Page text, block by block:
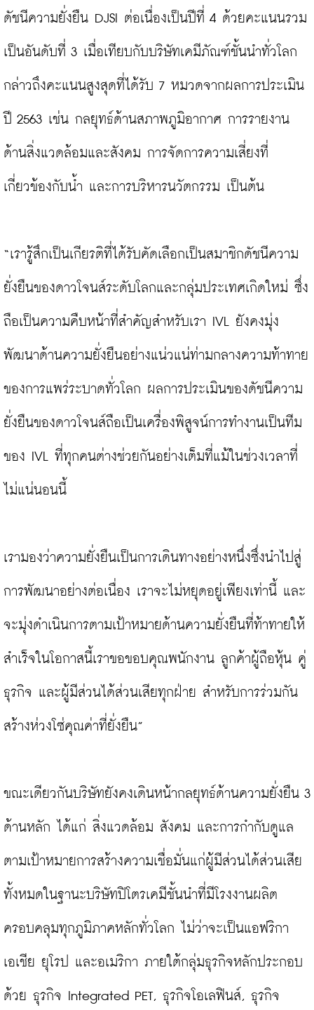
ดัชนีความยั่งยืน DJSI ต่อเนื่องเป็นปีที่ 4 ด้วยคะแนนรวม
เป็นอันดับที่ 3 เมื่อเทียบกับบริษัทเคมีภัณฑ์ชั้นนำทั่วโลก
กล่าวถึงคะแนนสูงสุดที่ได้รับ 7 หมวดจากผลการประเมิน
ปี 2563 เช่น กลยุทธ์ด้านสภาพภูมิอากาศ การรายงาน
ด้านสิ่งแวดล้อมและสังคม การจัดการความเสี่ยงที่
เกี่ยวข้องกับน้ำ และการบริหารนวัตกรรม เป็นต้น
“เรารู้สึกเป็นเกียรติที่ได้รับคัดเลือกเป็นสมาชิกดัชนีความ
ยั่งยืนของดาวโจนส์ระดับโลกและกลุ่มประเทศเกิดใหม่ ซึ่ง
ถือเป็นความคืบหน้าที่สำคัญสำหรับเรา IVL ยังคงมุ่ง
พัฒนาด้านความยั่งยืนอย่างแน่วแน่ท่ามกลางความท้าทาย
ของการแพร่ระบาดทั่วโลก ผลการประเมินของดัชนีความ
ยั่งยืนของดาวโจนส์ถือเป็นเครื่องพิสูจน์การทำงานเป็นทีม
ของ IVL ที่ทุกคนต่างช่วยกันอย่างเต็มที่แม้ในช่วงเวลาที่
ไม่แน่นอนนี้
เรามองว่าความยั่งยืนเป็นการเดินทางอย่างหนึ่งซึ่งนำไปสู่
การพัฒนาอย่างต่อเนื่อง เราจะไม่หยุดอยู่เพียงเท่านี้ และ
จะมุ่งดำเนินการตามเป้าหมายด้านความยั่งยืนที่ท้าทายให้
สำเร็จในโอกาสนี้เราขอขอบคุณพนักงาน ลูกค้าผู้ถือหุ้น คู่
ธุรกิจ และผู้มีส่วนได้ส่วนเสียทุกฝ่าย สำหรับการร่วมกัน
สร้างห่วงโซ่คุณค่าที่ยั่งยืน”
ขณะเดียวกันบริษัทยังคงเดินหน้ากลยุทธ์ด้านความยั่งยืน 3
ด้านหลัก ได้แก่ สิ่งแวดล้อม สังคม และการกำกับดูแล
ตามเป้าหมายการสร้างความเชื่อมั่นแก่ผู้มีส่วนได้ส่วนเสีย
ทั้งหมดในฐานะบริษัทปิโตรเคมีชั้นนำที่มีโรงงานผลิต
ครอบคลุมทุกภูมิภาคหลักทั่วโลก ไม่ว่าจะเป็นแอฟริกา
เอเชีย ยุโรป และอเมริกา ภายใต้กลุ่มธุรกิจหลักประกอบ
ด้วย ธุรกิจ Integrated PET, ธุรกิจโอเลฟินส์, ธุรกิจ